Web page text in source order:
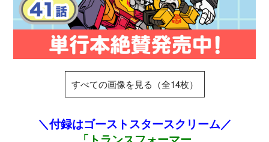
すべての画像を見る（全14枚）
＼付録はゴーストスタースクリーム／